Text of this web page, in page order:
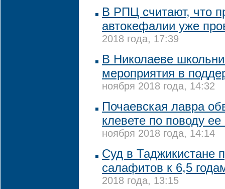
В РПЦ считают, что
автокефалии уже
2018 года, 17:39
В Николаеве
мероприятия в
ноября 2018 года, 14:32
Почаевская лавра
клевете по поводу
ноября 2018 года, 14:14
Суд в Таджикистане
салафитов к 6,5
2018 года, 13:15